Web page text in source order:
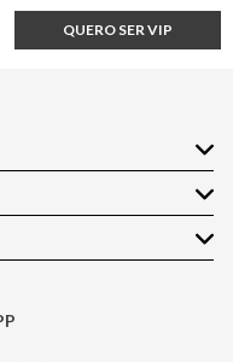
QUERO SER VIP